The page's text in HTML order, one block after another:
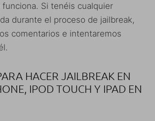
Si tenéis cualquier
durante el proceso de jailbreak,
comentarios e intentaremos
HACER JAILBREAK EN
IPOD TOUCH Y IPAD EN